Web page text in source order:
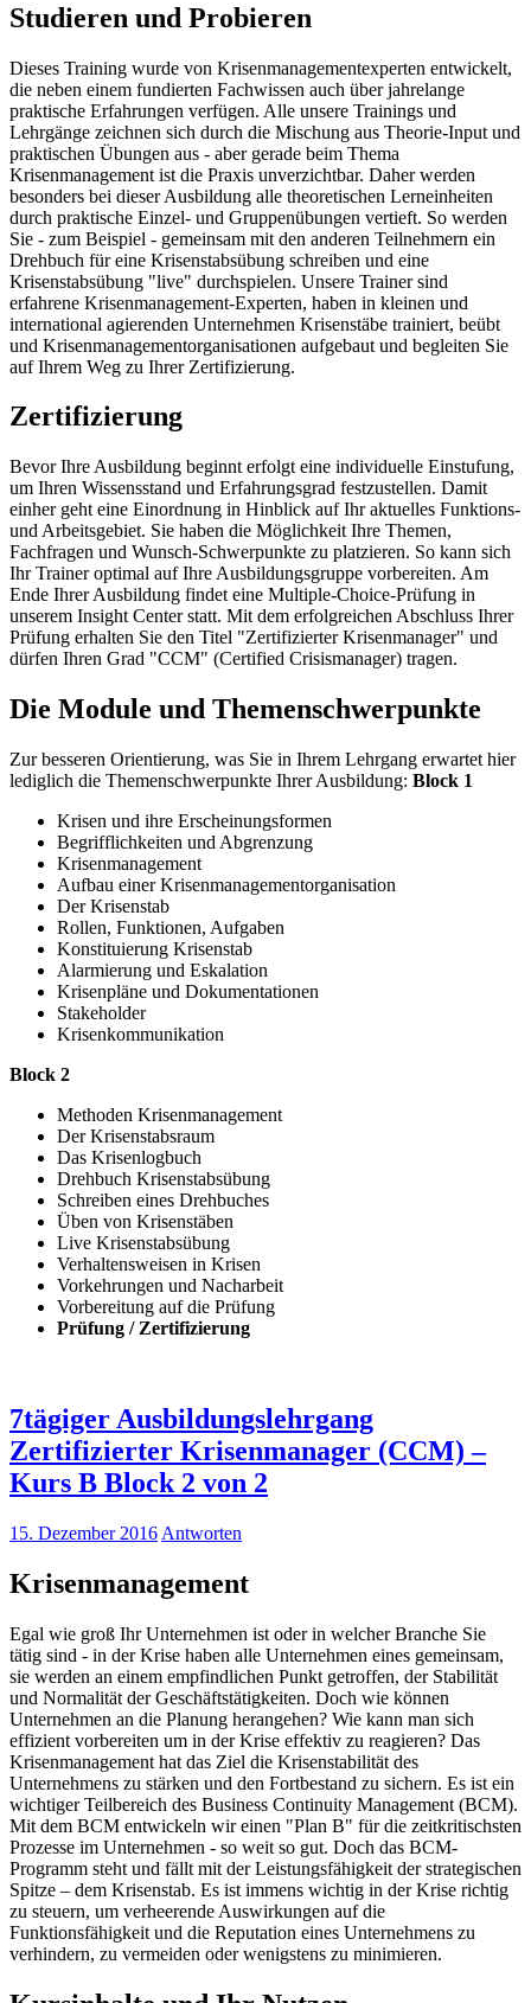
Studieren und Probieren
Dieses Training wurde von Krisenmanagementexperten entwickelt,
die neben einem fundierten Fachwissen auch über jahrelange
praktische Erfahrungen verfügen. Alle unsere Trainings und
Lehrgänge zeichnen sich durch die Mischung aus Theorie-Input und
praktischen Übungen aus - aber gerade beim Thema
Krisenmanagement ist die Praxis unverzichtbar. Daher werden
besonders bei dieser Ausbildung alle theoretischen Lerneinheiten
durch praktische Einzel- und Gruppenübungen vertieft. So werden
Sie - zum Beispiel - gemeinsam mit den anderen Teilnehmern ein
Drehbuch für eine Krisenstabsübung schreiben und eine
Krisenstabsübung "live" durchspielen. Unsere Trainer sind
erfahrene Krisenmanagement-Experten, haben in kleinen und
international agierenden Unternehmen Krisenstäbe trainiert, beübt
und Krisenmanagementorganisationen aufgebaut und begleiten Sie
auf Ihrem Weg zu Ihrer Zertifizierung.
Zertifizierung
Bevor Ihre Ausbildung beginnt erfolgt eine individuelle Einstufung,
um Ihren Wissensstand und Erfahrungsgrad festzustellen. Damit
einher geht eine Einordnung in Hinblick auf Ihr aktuelles Funktions-
und Arbeitsgebiet. Sie haben die Möglichkeit Ihre Themen,
Fachfragen und Wunsch-Schwerpunkte zu platzieren. So kann sich
Ihr Trainer optimal auf Ihre Ausbildungsgruppe vorbereiten. Am
Ende Ihrer Ausbildung findet eine Multiple-Choice-Prüfung in
unserem Insight Center statt. Mit dem erfolgreichen Abschluss Ihrer
Prüfung erhalten Sie den Titel "Zertifizierter Krisenmanager" und
dürfen Ihren Grad "CCM" (Certified Crisismanager) tragen.
Die Module und Themenschwerpunkte
Zur besseren Orientierung, was Sie in Ihrem Lehrgang erwartet hier
lediglich die Themenschwerpunkte Ihrer Ausbildung: Block 1
Krisen und ihre Erscheinungsformen
Begrifflichkeiten und Abgrenzung
Krisenmanagement
Aufbau einer Krisenmanagementorganisation
Der Krisenstab
Rollen, Funktionen, Aufgaben
Konstituierung Krisenstab
Alarmierung und Eskalation
Krisenpläne und Dokumentationen
Stakeholder
Krisenkommunikation
Block 2
Methoden Krisenmanagement
Der Krisenstabsraum
Das Krisenlogbuch
Drehbuch Krisenstabsübung
Schreiben eines Drehbuches
Üben von Krisenstäben
Live Krisenstabsübung
Verhaltensweisen in Krisen
Vorkehrungen und Nacharbeit
Vorbereitung auf die Prüfung
Prüfung / Zertifizierung
7tägiger Ausbildungslehrgang
Zertifizierter Krisenmanager (CCM) –
Kurs B Block 2 von 2
15. Dezember 2016 Antworten
Krisenmanagement
Egal wie groß Ihr Unternehmen ist oder in welcher Branche Sie
tätig sind - in der Krise haben alle Unternehmen eines gemeinsam,
sie werden an einem empfindlichen Punkt getroffen, der Stabilität
und Normalität der Geschäftstätigkeiten. Doch wie können
Unternehmen an die Planung herangehen? Wie kann man sich
effizient vorbereiten um in der Krise effektiv zu reagieren? Das
Krisenmanagement hat das Ziel die Krisenstabilität des
Unternehmens zu stärken und den Fortbestand zu sichern. Es ist ein
wichtiger Teilbereich des Business Continuity Management (BCM).
Mit dem BCM entwickeln wir einen "Plan B" für die zeitkritischsten
Prozesse im Unternehmen - so weit so gut. Doch das BCM-
Programm steht und fällt mit der Leistungsfähigkeit der strategischen
Spitze – dem Krisenstab. Es ist immens wichtig in der Krise richtig
zu steuern, um verheerende Auswirkungen auf die
Funktionsfähigkeit und die Reputation eines Unternehmens zu
verhindern, zu vermeiden oder wenigstens zu minimieren.